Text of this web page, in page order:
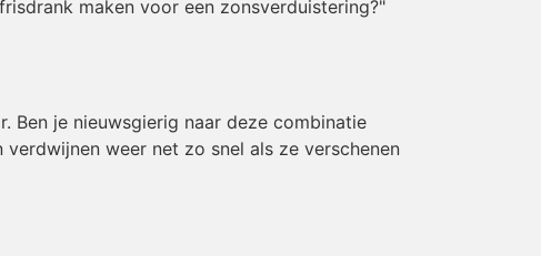
maken voor een zonsverduistering?"
Ben je nieuwsgierig naar deze combinatie
weer net zo snel als ze verschenen